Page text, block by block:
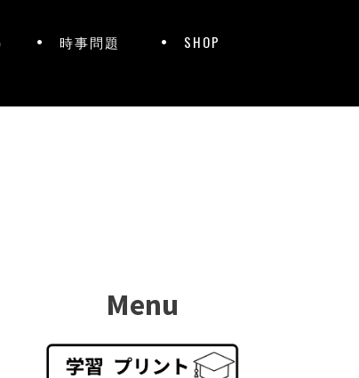
時事問題
SHOP
Menu